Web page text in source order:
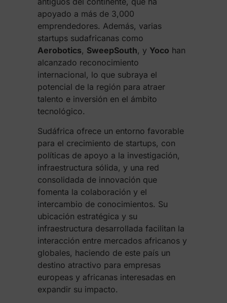
apoyado a más de 3,000
emprendedores. Además, varias
startups sudafricanas como
Aerobotics, SweepSouth, y Yoco han
alcanzado reconocimiento
internacional, lo que subraya el
potencial de la región para atraer
talento e inversión en el ámbito
tecnológico.
Sudáfrica ofrece un entorno favorable
para el crecimiento de startups, con
políticas de apoyo a la investigación,
infraestructura sólida, y una red
consolidada de innovación que
fomenta la colaboración y el
intercambio de conocimientos. Su
ubicación estratégica y su
infraestructura desarrollada facilitan la
interacción entre mercados africanos y
globales, haciendo de este país un
destino atractivo para empresas
europeas y africanas interesadas en
expandir su impacto.